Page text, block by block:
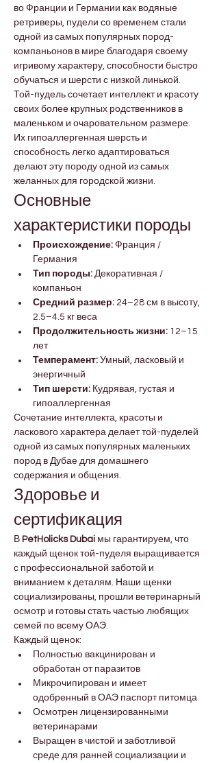
во Франции и Германии как водяные
ретриверы, пудели со временем стали
одной из самых популярных пород-
компаньонов в мире благодаря своему
игривому характеру, способности быстро
обучаться и шерсти с низкой линькой.
Той-пудель сочетает интеллект и красоту
своих более крупных родственников в
маленьком и очаровательном размере.
Их гипоаллергенная шерсть и
способность легко адаптироваться
делают эту породу одной из самых
желанных для городской жизни.
Основные
характеристики породы
Происхождение: Франция /
Германия
Тип породы: Декоративная /
компаньон
Средний размер: 24–28 см в высоту,
2.5–4.5 кг веса
Продолжительность жизни: 12–15
лет
Темперамент: Умный, ласковый и
энергичный
Тип шерсти: Кудрявая, густая и
гипоаллергенная
Сочетание интеллекта, красоты и
ласкового характера делает той-пуделей
одной из самых популярных маленьких
пород в Дубае для домашнего
содержания и общения.
Здоровье и
сертификация
В PetHolicks Dubai мы гарантируем, что
каждый щенок той-пуделя выращивается
с профессиональной заботой и
вниманием к деталям. Наши щенки
социализированы, прошли ветеринарный
осмотр и готовы стать частью любящих
семей по всему ОАЭ.
Каждый щенок:
Полностью вакцинирован и
обработан от паразитов
Микрочипирован и имеет
одобренный в ОАЭ паспорт питомца
Осмотрен лицензированными
ветеринарами
Выращен в чистой и заботливой
среде для ранней социализации и